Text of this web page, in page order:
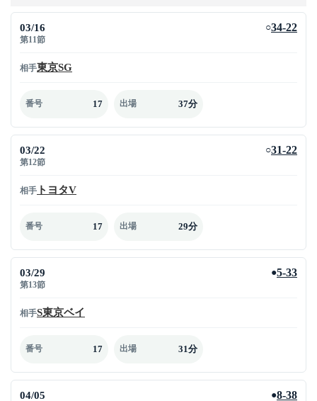
03/16
第11節
○34-22
相手東京SG
番号 17 出場 37分
03/22
第12節
○31-22
相手 トヨタV
番号 17 出場 29分
03/29
第13節
●5-33
相手S東京ベイ
番号 17 出場 31分
04/05 ●8-38